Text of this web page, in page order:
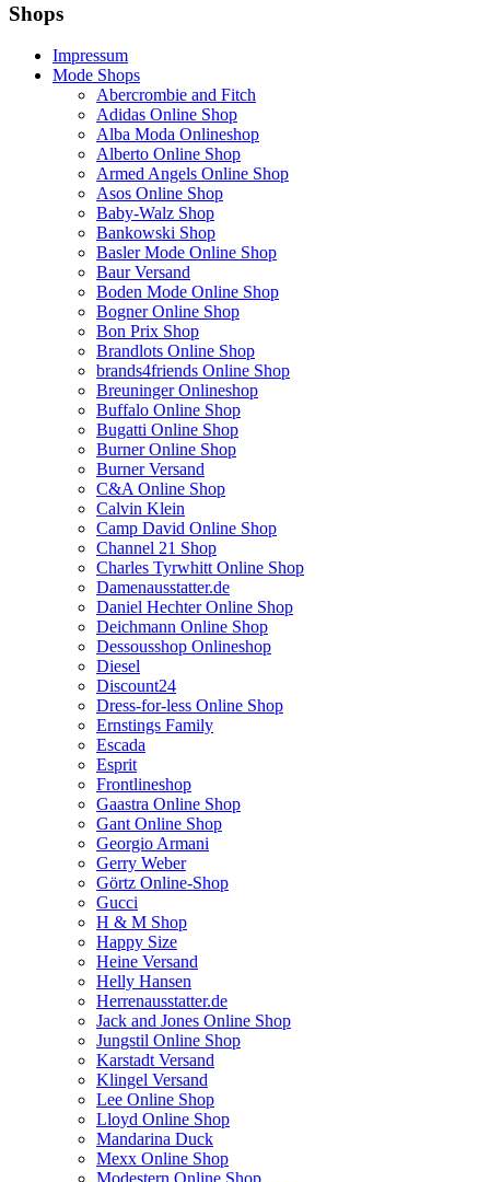
Shops
Impressum
Mode Shops
Abercrombie and Fitch
Adidas Online Shop
Alba Moda Onlineshop
Alberto Online Shop
Armed Angels Online Shop
Asos Online Shop
Baby-Walz Shop
Bankowski Shop
Basler Mode Online Shop
Baur Versand
Boden Mode Online Shop
Bogner Online Shop
Bon Prix Shop
Brandlots Online Shop
brands4friends Online Shop
Breuninger Onlineshop
Buffalo Online Shop
Bugatti Online Shop
Burner Online Shop
Burner Versand
C&A Online Shop
Calvin Klein
Camp David Online Shop
Channel 21 Shop
Charles Tyrwhitt Online Shop
Damenausstatter.de
Daniel Hechter Online Shop
Deichmann Online Shop
Dessousshop Onlineshop
Diesel
Discount24
Dress-for-less Online Shop
Ernstings Family
Escada
Esprit
Frontlineshop
Gaastra Online Shop
Gant Online Shop
Georgio Armani
Gerry Weber
Görtz Online-Shop
Gucci
H & M Shop
Happy Size
Heine Versand
Helly Hansen
Herrenausstatter.de
Jack and Jones Online Shop
Jungstil Online Shop
Karstadt Versand
Klingel Versand
Lee Online Shop
Lloyd Online Shop
Mandarina Duck
Mexx Online Shop